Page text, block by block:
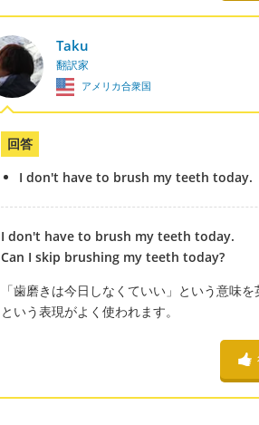
Taku
翻訳家
アメリカ合衆国
回答
I don't have to brush my teeth today.
I don't have to brush my teeth today.
Can I skip brushing my teeth today?
「歯磨きは今日しなくていい」という意味を
という表現がよく使われます。